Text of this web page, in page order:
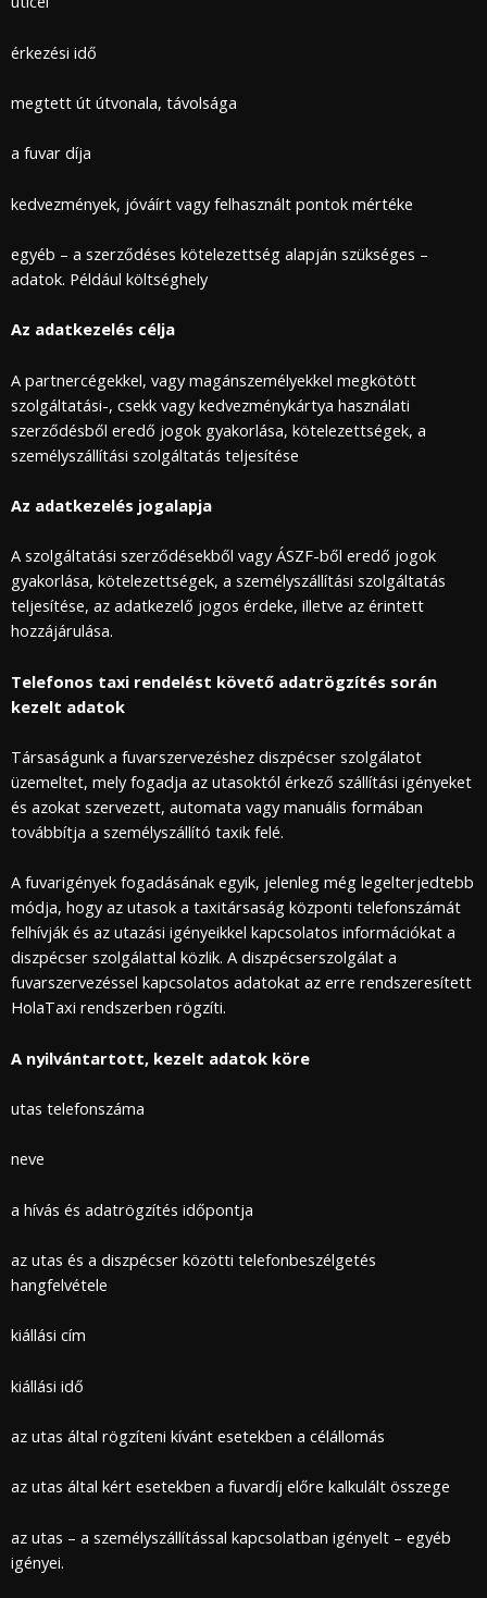
érkezési idő
megtett út útvonala, távolsága
a fuvar díja
kedvezmények, jóváírt vagy felhasznált pontok mértéke
egyéb – a szerződéses kötelezettség alapján szükséges –
adatok. Például költséghely
Az adatkezelés célja
A partnercégekkel, vagy magánszemélyekkel megkötött
szolgáltatási-, csekk vagy kedvezménykártya használati
szerződésből eredő jogok gyakorlása, kötelezettségek, a
személyszállítási szolgáltatás teljesítése
Az adatkezelés jogalapja
A szolgáltatási szerződésekből vagy ÁSZF-ből eredő jogok
gyakorlása, kötelezettségek, a személyszállítási szolgáltatás
teljesítése, az adatkezelő jogos érdeke, illetve az érintett
hozzájárulása.
Telefonos taxi rendelést követő adatrögzítés során
kezelt adatok
Társaságunk a fuvarszervezéshez diszpécser szolgálatot
üzemeltet, mely fogadja az utasoktól érkező szállítási igényeket
és azokat szervezett, automata vagy manuális formában
továbbítja a személyszállító taxik felé.
A fuvarigények fogadásának egyik, jelenleg még legelterjedtebb
módja, hogy az utasok a taxitársaság központi telefonszámát
felhívják és az utazási igényeikkel kapcsolatos információkat a
diszpécser szolgálattal közlik. A diszpécserszolgálat a
fuvarszervezéssel kapcsolatos adatokat az erre rendszeresített
HolaTaxi rendszerben rögzíti.
A nyilvántartott, kezelt adatok köre
utas telefonszáma
neve
a hívás és adatrögzítés időpontja
az utas és a diszpécser közötti telefonbeszélgetés
hangfelvétele
kiállási cím
kiállási idő
az utas által rögzíteni kívánt esetekben a célállomás
az utas által kért esetekben a fuvardíj előre kalkulált összege
az utas – a személyszállítással kapcsolatban igényelt – egyéb
igényei.